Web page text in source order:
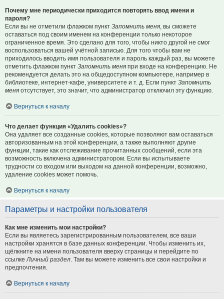
Почему мне периодически приходится повторять ввод имени и
пароля?
Если вы не отметили флажком пункт Запомнить меня , вы сможете
оставаться под своим именем на конференции только некоторое
ограниченное время. Это сделано для того, чтобы никто другой не смог
воспользоваться вашей учётной записью. Для того чтобы вам не
приходилось вводить имя пользователя и пароль каждый раз, вы можете
отметить флажком пункт Запомнить меня при входе на конференцию. Не
рекомендуется делать это на общедоступном компьютере, например в
библиотеке, интернет-кафе, университете и т. д. Если пункт Запомнить
меня отсутствует, это значит, что администратор отключил эту функцию.
Вернуться к началу
Что делает функция «Удалить cookies»?
Она удаляет все созданные cookies, которые позволяют вам оставаться
авторизованным на этой конференции, а также выполняют другие
функции, такие как отслеживание прочитанных сообщений, если эта
возможность включена администратором. Если вы испытываете
трудности со входом или выходом на данной конференции, возможно,
удаление cookies может помочь.
Вернуться к началу
Параметры и настройки пользователя
Как мне изменить мои настройки?
Если вы являетесь зарегистрированным пользователем, все ваши
настройки хранятся в базе данных конференции. Чтобы изменить их,
щёлкните на имени пользователя вверху страницы и перейдите по
ссылке Личный раздел . Там вы можете изменить все свои настройки и
предпочтения.
Вернуться к началу